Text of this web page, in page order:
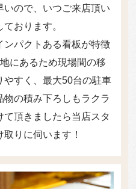
いので、いつご来店頂い
おります。
ンパクトある看板が特徴
にあるため現場間の移
やすく、最大50台の駐車
の積み下ろしもラクラ
て頂きましたら当店スタ
りに伺います！